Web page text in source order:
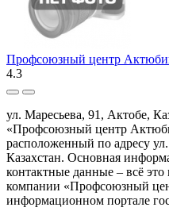
Профсоюзный центр
4.3
ул. Маресьева, 91, Актобе,
«Профсоюзный центр
расположенный по адресу
Казахстан. Основная
контактные данные – всё
компании «Профсоюзный
информационном портале